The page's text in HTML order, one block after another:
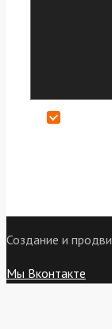
Создание и
Мы Вконтакте